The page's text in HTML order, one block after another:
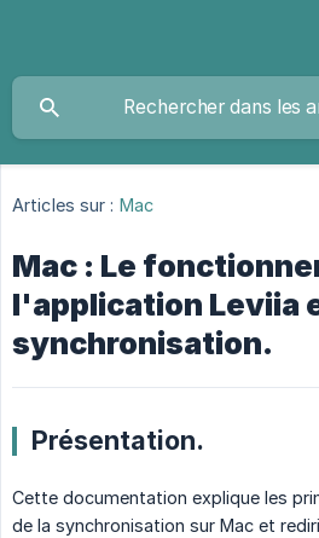
Articles sur : Mac
Mac : Le
l'application Leviia
synchronisation.
Présentation.
Cette documentation explique les
de la synchronisation sur Mac et